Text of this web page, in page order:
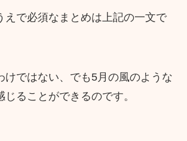
えで必須なまとめは上記の一文で
けではない、でも5月の風のような
ることができるのです。